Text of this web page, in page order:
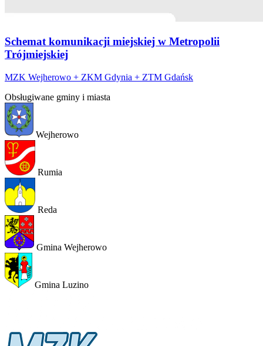
Schemat komunikacji miejskiej w Metropolii
Trójmiejskiej
MZK Wejherowo + ZKM Gdynia + ZTM Gdańsk
Obsługiwane gminy i miasta
Wejherowo
Rumia
Reda
Gmina Wejherowo
Gmina Luzino